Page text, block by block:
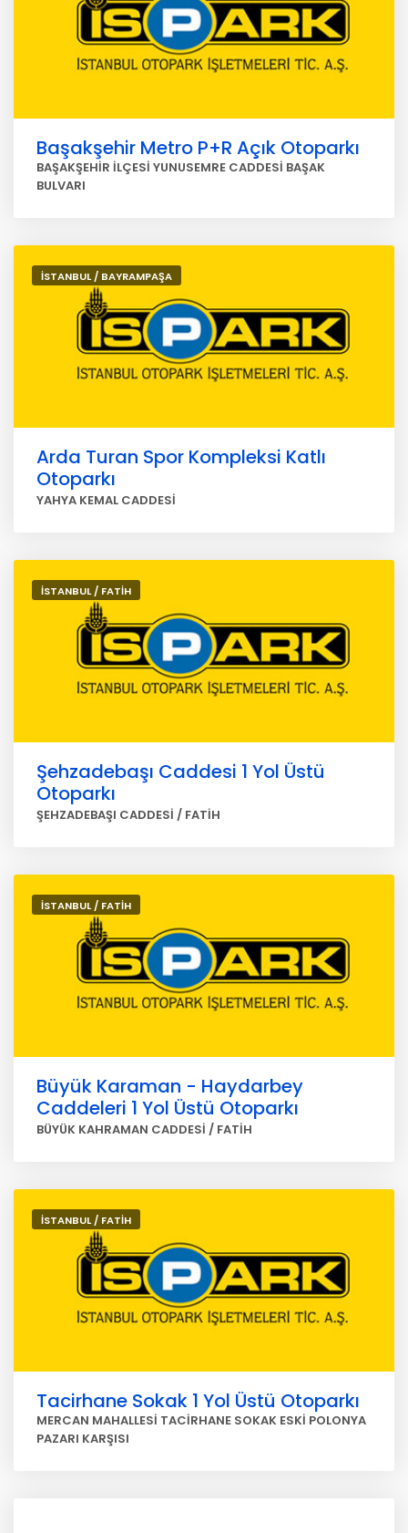
Başakşehir Metro P+R Açık Otoparkı
BAŞAKŞEHİR İLÇESİ YUNUSEMRE CADDESİ BAŞAK
BULVARI
İSTANBUL / BAYRAMPAŞA
Arda Turan Spor Kompleksi Katlı
Otoparkı
YAHYA KEMAL CADDESİ
İSTANBUL / FATİH
Şehzadebaşı Caddesi 1 Yol Üstü
Otoparkı
ŞEHZADEBAŞI CADDESİ / FATİH
İSTANBUL / FATİH
Büyük Karaman - Haydarbey
Caddeleri 1 Yol Üstü Otoparkı
BÜYÜK KAHRAMAN CADDESİ / FATİH
İSTANBUL / FATİH
Tacirhane Sokak 1 Yol Üstü Otoparkı
MERCAN MAHALLESİ TACİRHANE SOKAK ESKİ POLONYA
PAZARI KARŞISI